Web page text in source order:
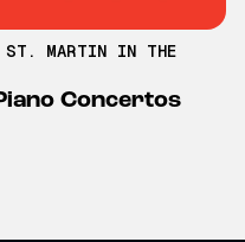
ST. MARTIN IN THE
Concertos